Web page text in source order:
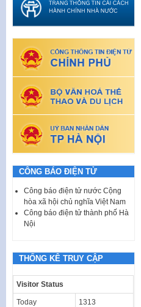
CÔNG BÁO ĐIỆN TỬ
Công báo điện tử nước Cộng
hòa xã hội chủ nghĩa Việt Nam
Công báo điện tử thành phố Hà
Nội
THỐNG KÊ TRUY CẬP
Visitor Status
Today 1313